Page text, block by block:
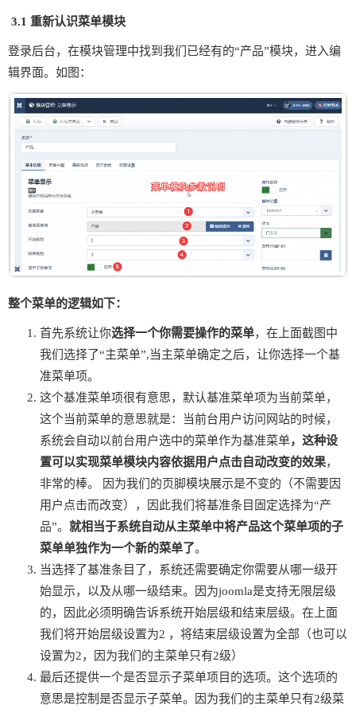
3.1 重新认识菜单模块
登录后台，在模块管理中找到我们已经有的“产品”模块，进入编
辑界面。如图：
整个菜单的逻辑如下：
首先系统让你选择一个你需要操作的菜单，在上面截图中
我们选择了“主菜单”,当主菜单确定之后，让你选择一个基
准菜单项。
这个基准菜单项很有意思，默认基准菜单项为当前菜单，
这个当前菜单的意思就是：当前台用户访问网站的时候，
系统会自动以前台用户选中的菜单作为基准菜单，这种设
置可以实现菜单模块内容依据用户点击自动改变的效果，
非常的棒。 因为我们的页脚模块展示是不变的（不需要因
用户点击而改变），因此我们将基准条目固定选择为“产
品”。 就相当于系统自动从主菜单中将产品这个菜单项的子
菜单单独作为一个新的菜单了。
当选择了基准条目了，系统还需要确定你需要从哪一级开
始显示，以及从哪一级结束。因为joomla是支持无限层级
的，因此必须明确告诉系统开始层级和结束层级。在上面
我们将开始层级设置为2 ，将结束层级设置为全部（也可以
设置为2，因为我们的主菜单只有2级）
最后还提供一个是否显示子菜单项目的选项。这个选项的
意思是控制是否显示子菜单。因为我们的主菜单只有2级菜